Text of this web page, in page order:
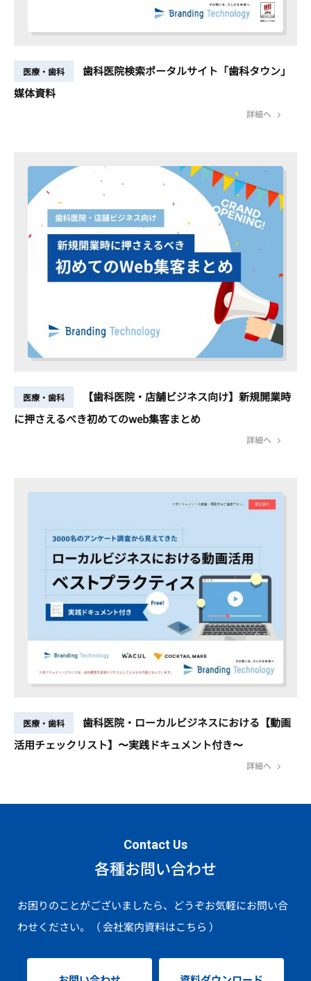
医療・歯科
歯科医院検索ポータルサイト「歯科タウン」
媒体資料
詳細へ
医療・歯科
【歯科医院・店舗ビジネス向け】新規開業時
に押さえるべき初めてのweb集客まとめ
詳細へ
医療・歯科
歯科医院・ローカルビジネスにおける【動画
活用チェックリスト】〜実践ドキュメント付き〜
詳細へ
Contact Us
各種お問い合わせ
お困りのことがございましたら、どうぞお気軽にお問い合
わせください。
（ 会社案内資料はこちら ）